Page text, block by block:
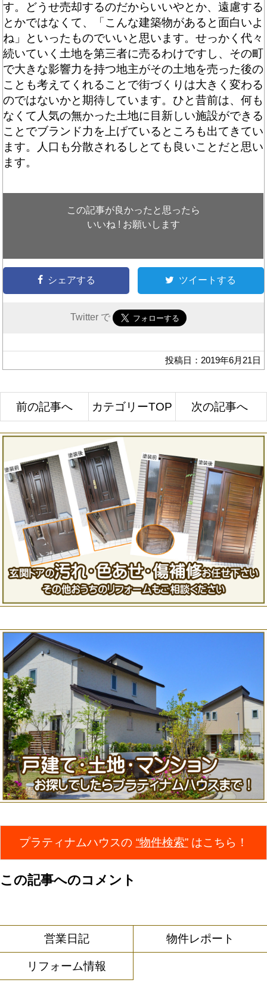
す。どうせ売却するのだからいいやとか、遠慮する
とかではなくて、「こんな建築物があると面白いよ
ね」といったものでいいと思います。せっかく代々
続いていく土地を第三者に売るわけですし、その町
で大きな影響力を持つ地主がその土地を売った後の
ことも考えてくれることで街づくりは大きく変わる
のではないかと期待しています。ひと昔前は、何も
なくて人気の無かった土地に目新しい施設ができる
ことでブランド力を上げているところも出てきてい
ます。人口も分散されるしとても良いことだと思い
ます。
この記事が良かったと思ったら
いいね ! お願いします
シェアする ツイートする
Twitter で
投稿日：2019年6月21日
前の記事へ カテゴリーTOP 次の記事へ
プラティナムハウスの “物件検索” はこちら！
この記事へのコメント
営業日記 物件レポート
リフォーム情報